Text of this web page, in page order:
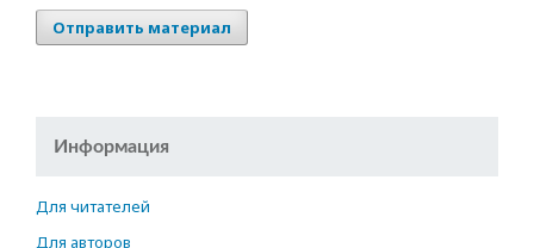
Отправить материал
Информация
Для читателей
Для авторов